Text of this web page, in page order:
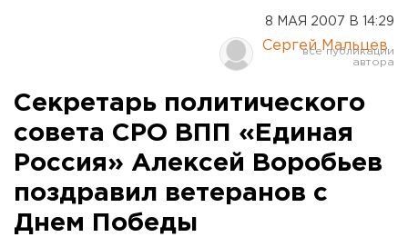
8 МАЯ 2007 В 14:29
Сергей Мальцев
Секретарь политического
совета СРО ВПП «Единая
Россия» Алексей Воробьев
поздравил ветеранов с
Днем Победы